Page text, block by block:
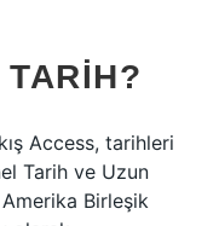
Access, tarihleri
Tarih ve Uzun
Birleşik